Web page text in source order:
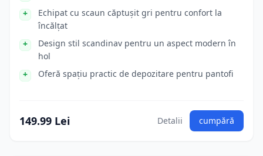
Echipat cu scaun căptușit gri pentru confort la
încălțat
Design stil scandinav pentru un aspect modern în
hol
Oferă spațiu practic de depozitare pentru pantofi
149.99 Lei Detalii cumpără